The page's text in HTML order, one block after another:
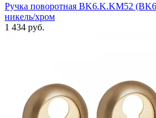
Ручка поворотная BK6.K.KM52
никель/хром
1 434 руб.